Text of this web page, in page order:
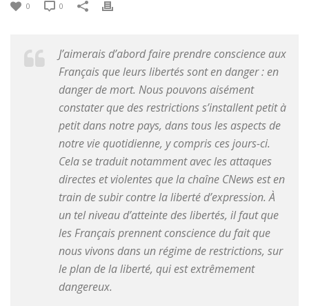
0 0
J’aimerais d’abord faire prendre conscience aux
Français que leurs libertés sont en danger : en
danger de mort. Nous pouvons aisément
constater que des restrictions s’installent petit à
petit dans notre pays, dans tous les aspects de
notre vie quotidienne, y compris ces jours-ci.
Cela se traduit notamment avec les attaques
directes et violentes que la chaîne CNews est en
train de subir contre la liberté d’expression. À
un tel niveau d’atteinte des libertés, il faut que
les Français prennent conscience du fait que
nous vivons dans un régime de restrictions, sur
le plan de la liberté, qui est extrêmement
dangereux.